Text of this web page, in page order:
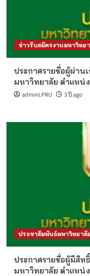
ข่าวรับสมัครงานมหาวิทย
ประกาศรายชื่อผู้ผ่า
มหาวิทยาลัย ตำแหน่
adminLPRU 3 ปี ago
ประชาสัมพันธ์มหาวิทยาลัย
ประกาศรายชื่อผู้มีสิ
มหาวิทยาลัย ตำแหน่